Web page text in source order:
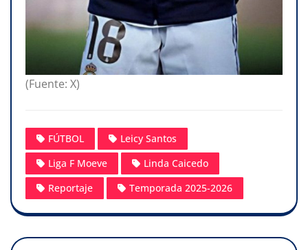
(Fuente: X)
FÚTBOL
Leicy Santos
Liga F Moeve
Linda Caicedo
Reportaje
Temporada 2025-2026